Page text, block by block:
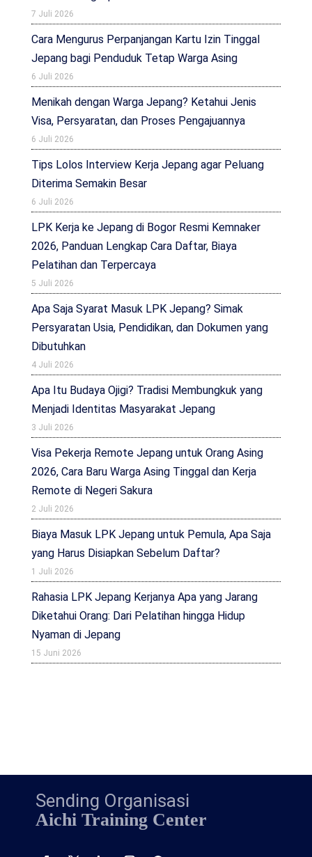
7 Juli 2026
Cara Mengurus Perpanjangan Kartu Izin Tinggal
Jepang bagi Penduduk Tetap Warga Asing
6 Juli 2026
Menikah dengan Warga Jepang? Ketahui Jenis
Visa, Persyaratan, dan Proses Pengajuannya
6 Juli 2026
Tips Lolos Interview Kerja Jepang agar Peluang
Diterima Semakin Besar
6 Juli 2026
LPK Kerja ke Jepang di Bogor Resmi Kemnaker
2026, Panduan Lengkap Cara Daftar, Biaya
Pelatihan dan Terpercaya
5 Juli 2026
Apa Saja Syarat Masuk LPK Jepang? Simak
Persyaratan Usia, Pendidikan, dan Dokumen yang
Dibutuhkan
4 Juli 2026
Apa Itu Budaya Ojigi? Tradisi Membungkuk yang
Menjadi Identitas Masyarakat Jepang
3 Juli 2026
Visa Pekerja Remote Jepang untuk Orang Asing
2026, Cara Baru Warga Asing Tinggal dan Kerja
Remote di Negeri Sakura
2 Juli 2026
Biaya Masuk LPK Jepang untuk Pemula, Apa Saja
yang Harus Disiapkan Sebelum Daftar?
1 Juli 2026
Rahasia LPK Jepang Kerjanya Apa yang Jarang
Diketahui Orang: Dari Pelatihan hingga Hidup
Nyaman di Jepang
15 Juni 2026
Sending Organisasi
Aichi Training Center